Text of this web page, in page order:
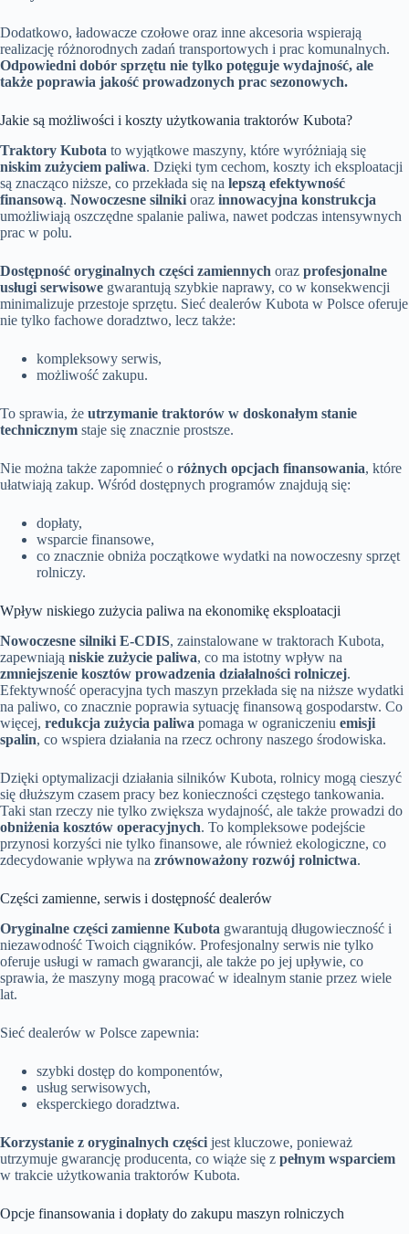
Dodatkowo, ładowacze czołowe oraz inne akcesoria wspierają
realizację różnorodnych zadań transportowych i prac komunalnych.
Odpowiedni dobór sprzętu nie tylko potęguje wydajność, ale
także poprawia jakość prowadzonych prac sezonowych.
Jakie są możliwości i koszty użytkowania traktorów Kubota?
Traktory Kubota to wyjątkowe maszyny, które wyróżniają się
niskim zużyciem paliwa. Dzięki tym cechom, koszty ich eksploatacji
są znacząco niższe, co przekłada się na lepszą efektywność
finansową. Nowoczesne silniki oraz innowacyjna konstrukcja
umożliwiają oszczędne spalanie paliwa, nawet podczas intensywnych
prac w polu.
Dostępność oryginalnych części zamiennych oraz profesjonalne
usługi serwisowe gwarantują szybkie naprawy, co w konsekwencji
minimalizuje przestoje sprzętu. Sieć dealerów Kubota w Polsce oferuje
nie tylko fachowe doradztwo, lecz także:
kompleksowy serwis,
możliwość zakupu.
To sprawia, że utrzymanie traktorów w doskonałym stanie
technicznym staje się znacznie prostsze.
Nie można także zapomnieć o różnych opcjach finansowania, które
ułatwiają zakup. Wśród dostępnych programów znajdują się:
dopłaty,
wsparcie finansowe,
co znacznie obniża początkowe wydatki na nowoczesny sprzęt
rolniczy.
Wpływ niskiego zużycia paliwa na ekonomikę eksploatacji
Nowoczesne silniki E-CDIS, zainstalowane w traktorach Kubota,
zapewniają niskie zużycie paliwa, co ma istotny wpływ na
zmniejszenie kosztów prowadzenia działalności rolniczej.
Efektywność operacyjna tych maszyn przekłada się na niższe wydatki
na paliwo, co znacznie poprawia sytuację finansową gospodarstw. Co
więcej, redukcja zużycia paliwa pomaga w ograniczeniu emisji
spalin, co wspiera działania na rzecz ochrony naszego środowiska.
Dzięki optymalizacji działania silników Kubota, rolnicy mogą cieszyć
się dłuższym czasem pracy bez konieczności częstego tankowania.
Taki stan rzeczy nie tylko zwiększa wydajność, ale także prowadzi do
obniżenia kosztów operacyjnych. To kompleksowe podejście
przynosi korzyści nie tylko finansowe, ale również ekologiczne, co
zdecydowanie wpływa na zrównoważony rozwój rolnictwa.
Części zamienne, serwis i dostępność dealerów
Oryginalne części zamienne Kubota gwarantują długowieczność i
niezawodność Twoich ciągników. Profesjonalny serwis nie tylko
oferuje usługi w ramach gwarancji, ale także po jej upływie, co
sprawia, że maszyny mogą pracować w idealnym stanie przez wiele
lat.
Sieć dealerów w Polsce zapewnia:
szybki dostęp do komponentów,
usług serwisowych,
eksperckiego doradztwa.
Korzystanie z oryginalnych części jest kluczowe, ponieważ
utrzymuje gwarancję producenta, co wiąże się z pełnym wsparciem
w trakcie użytkowania traktorów Kubota.
Opcje finansowania i dopłaty do zakupu maszyn rolniczych